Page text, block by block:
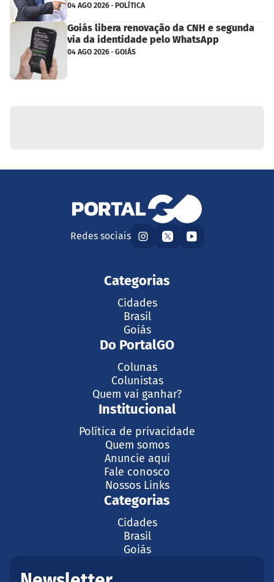
04 AGO 2026 · POLÍTICA
Goiás libera renovação da CNH e segunda
via da identidade pelo WhatsApp
04 AGO 2026 · GOIÁS
Redes sociais
Categorias
Cidades
Brasil
Goiás
Do PortalGO
Colunas
Colunistas
Quem vai ganhar?
Institucional
Política de privacidade
Quem somos
Anuncie aqui
Fale conosco
Nossos Links
Categorias
Cidades
Brasil
Goiás